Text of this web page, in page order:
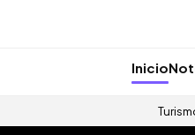
Inicio